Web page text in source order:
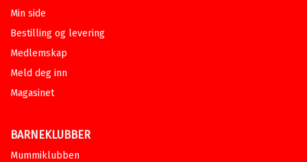
Min side
Bestilling og levering
Medlemskap
Meld deg inn
Magasinet
BARNEKLUBBER
Mummiklubben